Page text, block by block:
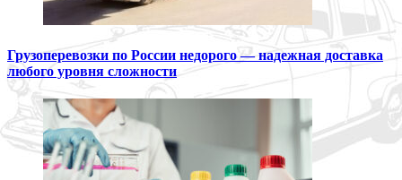
Грузоперевозки по России недорого — надежная доставка
любого уровня сложности